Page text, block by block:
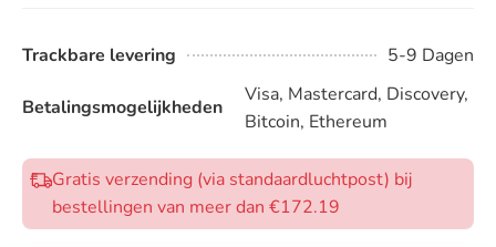
Trackbare levering 5-9 Dagen
Betalingsmogelijkheden
Visa, Mastercard, Discovery,
Bitcoin, Ethereum
Gratis verzending (via standaardluchtpost) bij
bestellingen van meer dan €172.19